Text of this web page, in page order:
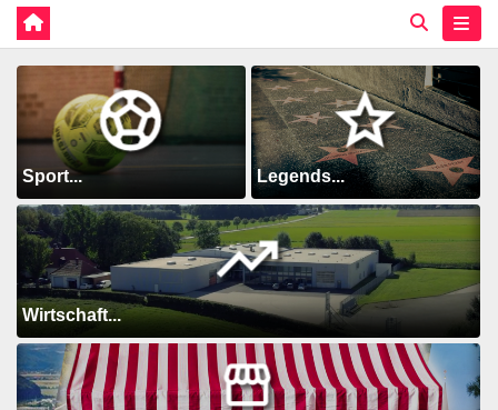
Sport... Legends...
Wirtschaft...